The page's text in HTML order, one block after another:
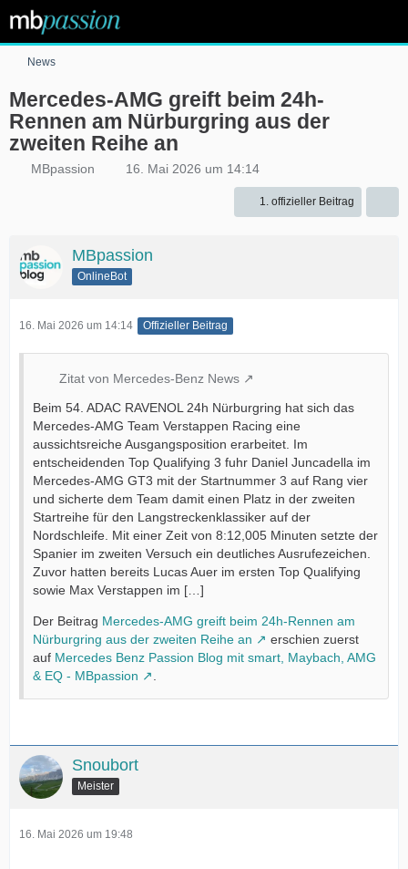
News
Mercedes-AMG greift beim 24h-
Rennen am Nürburgring aus der
zweiten Reihe an
MBpassion 16. Mai 2026 um 14:14
1. offizieller Beitrag
MBpassion
OnlineBot
16. Mai 2026 um 14:14 Offizieller Beitrag
Zitat von Mercedes-Benz News
Beim 54. ADAC RAVENOL 24h Nürburgring hat sich das
Mercedes-AMG Team Verstappen Racing eine
aussichtsreiche Ausgangsposition erarbeitet. Im
entscheidenden Top Qualifying 3 fuhr Daniel Juncadella im
Mercedes-AMG GT3 mit der Startnummer 3 auf Rang vier
und sicherte dem Team damit einen Platz in der zweiten
Startreihe für den Langstreckenklassiker auf der
Nordschleife. Mit einer Zeit von 8:12,005 Minuten setzte der
Spanier im zweiten Versuch ein deutliches Ausrufezeichen.
Zuvor hatten bereits Lucas Auer im ersten Top Qualifying
sowie Max Verstappen im […]
Der Beitrag Mercedes-AMG greift beim 24h-Rennen am
Nürburgring aus der zweiten Reihe an
erschien zuerst
auf Mercedes Benz Passion Blog mit smart, Maybach, AMG
& EQ - MBpassion
Snoubort
Meister
16. Mai 2026 um 19:48